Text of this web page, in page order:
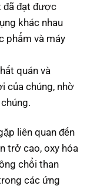
đã đạt được
khác nhau
phẩm và máy
quán và
của chúng, nhờ
liên quan đến
trở cao, oxy hóa
chổi than
các ứng